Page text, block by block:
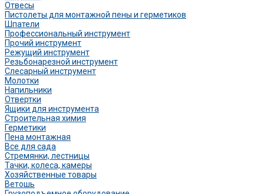
Отвесы
Пистолеты для монтажной пены и герметиков
Шпатели
Профессиональный инструмент
Прочий инструмент
Режущий инструмент
Резьбонарезной инструмент
Слесарный инструмент
Молотки
Напильники
Отвертки
Ящики для инструмента
Строительная химия
Герметики
Пена монтажная
Все для сада
Стремянки, лестницы
Тачки, колеса, камеры
Хозяйственные товары
Ветошь